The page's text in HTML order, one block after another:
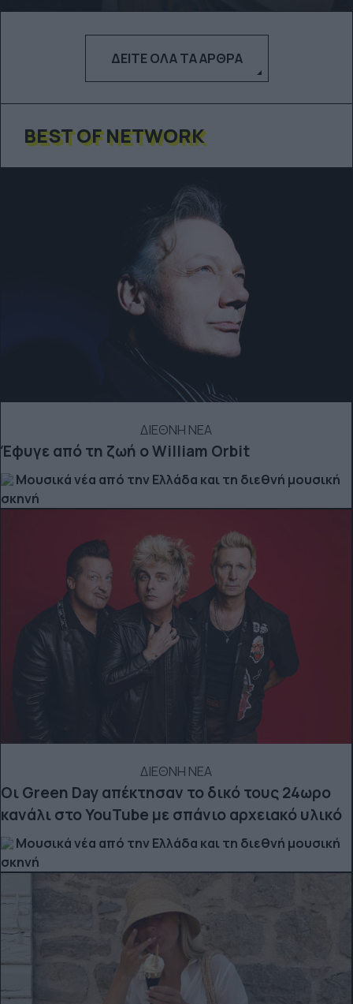
ΔΕΊΤΕ ΌΛΑ ΤΑ ΆΡΘΡΑ
BEST OF NETWORK
ΔΙΕΘΝΗ ΝΕΑ
Έφυγε από τη ζωή ο William Orbit
Μουσικά νέα από την Ελλάδα και τη διεθνή μουσική
σκηνή
ΔΙΕΘΝΗ ΝΕΑ
Οι Green Day απέκτησαν το δικό τους 24ωρο
κανάλι στο YouTube με σπάνιο αρχειακό υλικό
Μουσικά νέα από την Ελλάδα και τη διεθνή μουσική
σκηνή